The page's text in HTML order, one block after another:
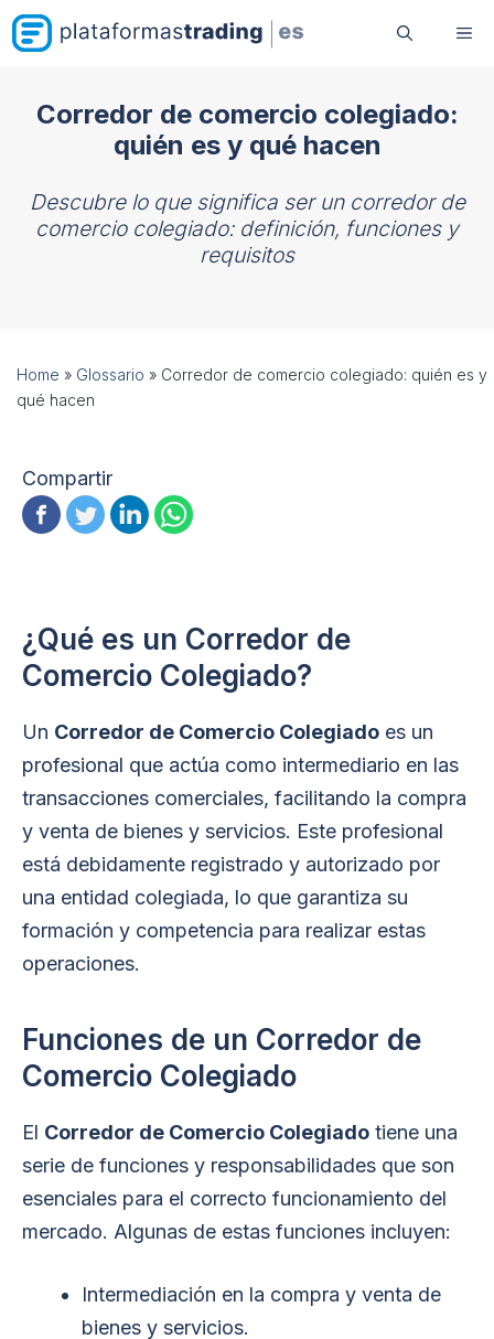
Saltar
al
Corredor de comercio colegiado:
quién es y qué hacen
Descubre lo que significa ser un corredor de
comercio colegiado: definición, funciones y
requisitos
Home » Glossario » Corredor de comercio colegiado: quién es y
qué hacen
Compartir
¿Qué es un Corredor de
Comercio Colegiado?
Un Corredor de Comercio Colegiado es un
profesional que actúa como intermediario en las
transacciones comerciales, facilitando la compra
y venta de bienes y servicios. Este profesional
está debidamente registrado y autorizado por
una entidad colegiada, lo que garantiza su
formación y competencia para realizar estas
operaciones.
Funciones de un Corredor de
Comercio Colegiado
El Corredor de Comercio Colegiado tiene una
serie de funciones y responsabilidades que son
esenciales para el correcto funcionamiento del
mercado. Algunas de estas funciones incluyen:
Intermediación en la compra y venta de
bienes y servicios.